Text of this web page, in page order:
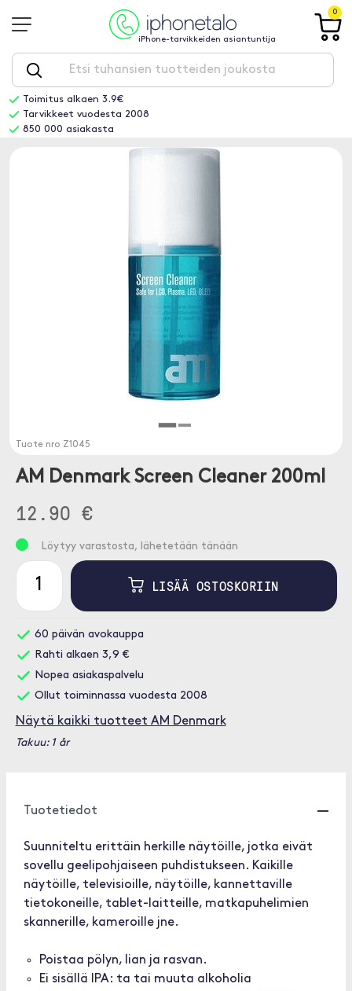
iPhone-tarvikkeiden asiantuntija
0
Toimitus alkaen 3.9€
Tarvikkeet vuodesta 2008
850 000 asiakasta
Tuote nro Z1045
AM Denmark Screen Cleaner 200ml
12.90 €
Löytyy varastosta, lähetetään tänään
LISÄÄ OSTOSKORIIN
60 päivän avokauppa
Rahti alkaen 3,9 €
Nopea asiakaspalvelu
Ollut toiminnassa vuodesta 2008
Näytä kaikki tuotteet AM Denmark
Takuu: 1 år
Tuotetiedot
Suunniteltu erittäin herkille näytöille, jotka eivät
sovellu geelipohjaiseen puhdistukseen. Kaikille
näytöille, televisioille, näytöille, kannettaville
tietokoneille, tablet-laitteille, matkapuhelimien
skannerille, kameroille jne.
Poistaa pölyn, lian ja rasvan.
Ei sisällä IPA: ta tai muuta alkoholia